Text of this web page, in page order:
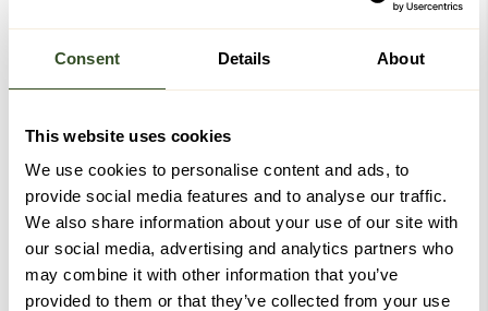
Consent Details About
This website uses cookies
We use cookies to personalise content and ads, to
provide social media features and to analyse our traffic.
We also share information about your use of our site with
our social media, advertising and analytics partners who
may combine it with other information that you’ve
provided to them or that they’ve collected from your use
hjemlevering.
Logg inn for å bruke dine medlemsfordeler
Logg inn for å bli medlem
Kanskje du også vil like disse